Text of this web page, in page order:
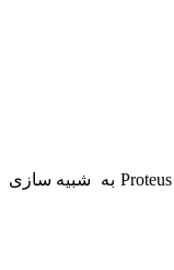
در این بخش مجموعه گزارش کارهای دو درس آزمایشگاه مدار الکتریکی و آزمایشگاه مدار الکترونیکی در قالب pdf و xlsx تهیه شده و همچنین توسط نرم افزار قدرتمند Proteus 7 Professional به شبیه سازی